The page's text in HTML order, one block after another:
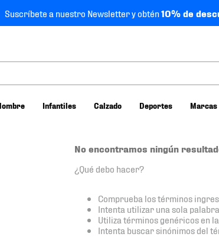
Suscríbete a nuestro Newsletter y obtén10% de
Infantiles Calzado Deportes Marcas
No encontramos ningún
¿Qué debo hacer?
Comprueba los términos
Intenta utilizar una sola palabra
Utiliza términos genéricos en
Intenta buscar sinónimos del